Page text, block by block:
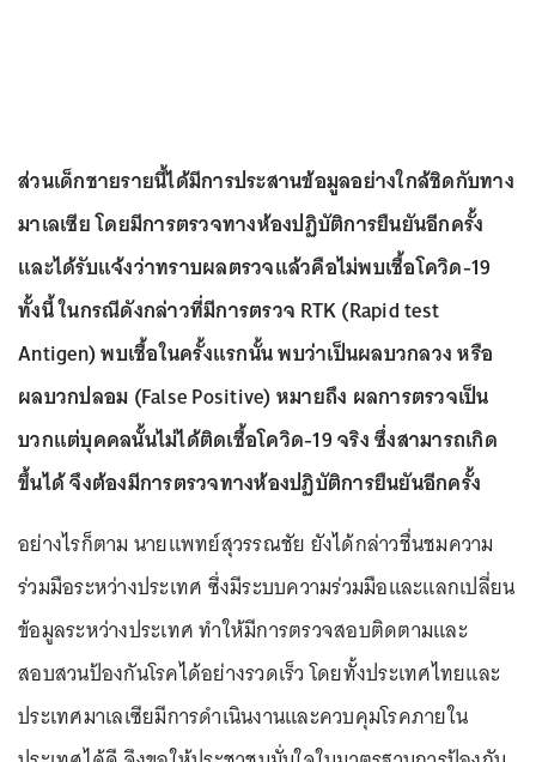
ส่วนเด็กชายรายนี้ได้มีการประสานข้อมูลอย่างใกล้ชิดกับทาง
มาเลเซีย โดยมีการตรวจทางห้องปฏิบัติการยืนยันอีกครั้ง
และได้รับแจ้งว่าทราบผลตรวจแล้วคือไม่พบเชื้อโควิด-19
ทั้งนี้ ในกรณีดังกล่าวที่มีการตรวจ RTK (Rapid test
Antigen) พบเชื้อในครั้งแรกนั้น พบว่าเป็นผลบวกลวง หรือ
ผลบวกปลอม (False Positive) หมายถึง ผลการตรวจเป็น
บวกแต่บุคคลนั้นไม่ได้ติดเชื้อโควิด-19 จริง ซึ่งสามารถเกิด
ขึ้นได้ จึงต้องมีการตรวจทางห้องปฏิบัติการยืนยันอีกครั้ง
อย่างไรก็ตาม นายแพทย์สุวรรณชัย ยังได้กล่าวชื่นชมความ
ร่วมมือระหว่างประเทศ ซึ่งมีระบบความร่วมมือและแลกเปลี่ยน
ข้อมูลระหว่างประเทศ ทำให้มีการตรวจสอบติดตามและ
สอบสวนป้องกันโรคได้อย่างรวดเร็ว โดยทั้งประเทศไทยและ
ประเทศมาเลเซียมีการดำเนินงานและควบคุมโรคภายใน